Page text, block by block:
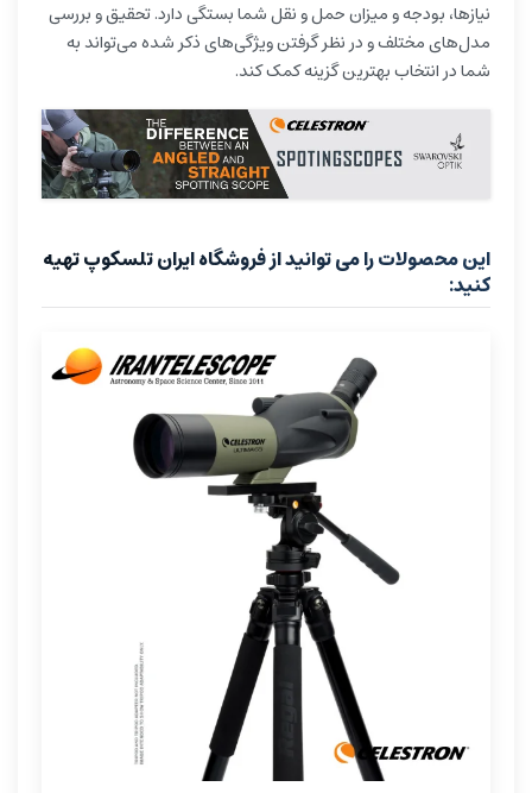
نیازها، بودجه و میزان حمل و نقل شما بستگی دارد. تحقیق و بررسی
مدل‌های مختلف و در نظر گرفتن ویژگی‌های ذکر شده می‌تواند به
شما در انتخاب بهترین گزینه کمک کند.
این محصولات را می توانید از فروشگاه ایران تلسکوپ تهیه
کنید: